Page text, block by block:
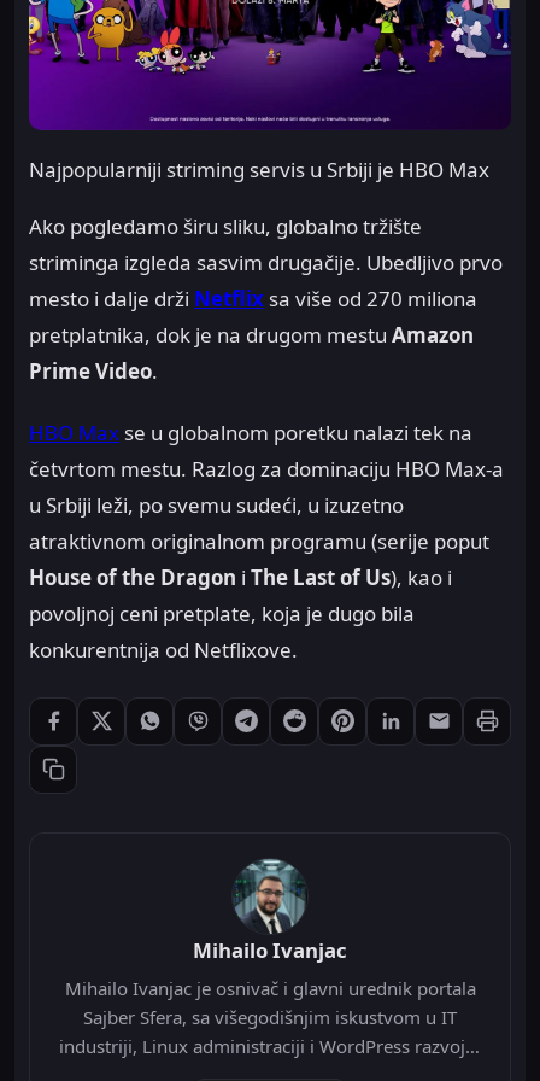
Najpopularniji striming servis u Srbiji je HBO Max
Ako pogledamo širu sliku, globalno tržište
striminga izgleda sasvim drugačije. Ubedljivo prvo
mesto i dalje drži Netflix sa više od 270 miliona
pretplatnika, dok je na drugom mestu Amazon
Prime Video.
HBO Max se u globalnom poretku nalazi tek na
četvrtom mestu. Razlog za dominaciju HBO Max-a
u Srbiji leži, po svemu sudeći, u izuzetno
atraktivnom originalnom programu (serije poput
House of the Dragon i The Last of Us), kao i
povoljnoj ceni pretplate, koja je dugo bila
konkurentnija od Netflixove.
Podeli: Facebook
Podeli: XPodeli: WhatsApp
Podeli: Viber
Podeli: Telegram
Podeli: Reddit
Podeli: Pinterest
Podeli: LinkedIn
Podeli:
Kopiraj link
Mihailo Ivanjac
Mihailo Ivanjac je osnivač i glavni urednik portala
Sajber Sfera, sa višegodišnjim iskustvom u IT
industriji, Linux administraciji i WordPress razvoju.